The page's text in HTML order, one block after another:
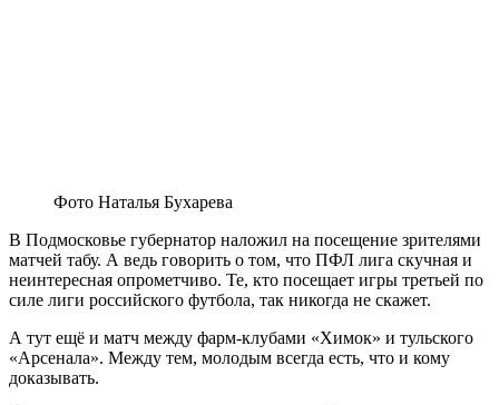
Фото Наталья Бухарева
В Подмосковье губернатор наложил на посещение зрителями
матчей табу. А ведь говорить о том, что ПФЛ лига скучная и
неинтересная опрометчиво. Те, кто посещает игры третьей по
силе лиги российского футбола, так никогда не скажет.
А тут ещё и матч между фарм-клубами «Химок» и тульского
«Арсенала». Между тем, молодым всегда есть, что и кому
доказывать.